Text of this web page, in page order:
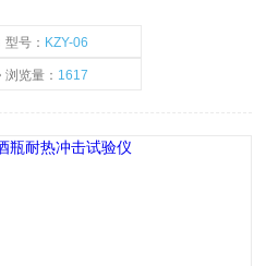
智能化程度高，设置好试验所需参
。
型号： KZY-06
浏览量： 1617